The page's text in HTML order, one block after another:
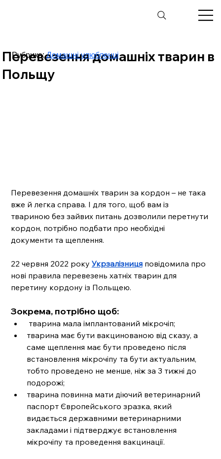
Перевезення домашніх тварин в
Польщу
Перевезення домашніх тварин за кордон – не така
вже й легка справа. І для того, щоб вам із
твариною без зайвих питань дозволили перетнути
кордон, потрібно подбати про необхідні
документи та щеплення.
22 червня 2022 року Укрзалізниця повідомила про
нові правила перевезень хатніх тварин для
перетину кордону із Польщею.
Зокрема, потрібно щоб:
тварина мала імплантований мікрочіп;
тварина має бути вакцинованою від сказу, а
саме щеплення має бути проведено після
встановлення мікрочіпу та бути актуальним,
тобто проведено не менше, ніж за 3 тижні до
подорожі;
тварина повинна мати діючий ветеринарний
паспорт Європейського зразка, який
видається державними ветеринарними
закладами і підтверджує встановлення
мікрочіпу та проведення вакцинації.
Рубрика:Домашні улюбленці